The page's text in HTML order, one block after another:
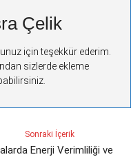
Çelik
için teşekkür ederim.
sizlerde ekleme
Sonraki İçerik
Enerji Verimliliği ve